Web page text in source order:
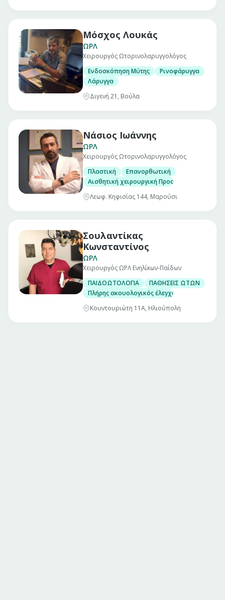
Μόσχος Λουκάς
ΩΡΛ
Χειρουργός Ωτορινολαρυγγολόγος
Ενδοσκόπηση Μύτης
Ρινοφάρυγγα
Λάρυγγα
Διγενή 21, Βούλα
Νάσιος Ιωάννης
ΩΡΛ
Χειρουργός Ωτορινολαρυγγολόγος
Πλαστική
Επανορθωτική
Αισθητική χειρουργική Προσώπου
Λεωφ. Κηφισίας 144, Μαρούσι
Σουλαντίκας
Κωνσταντίνος
ΩΡΛ
Χειρουργός ΩΡΛ Ενηλίκων-Παίδων
ΠΑΙΔΟΩΤΟΛΟΓΙΑ
ΠΑΘΗΣΕΙΣ ΩΤΩΝ
Πλήρης ακουολογικός έλεγχος παίδων
Κουντουριώτη 11Α, Ηλιούπολη